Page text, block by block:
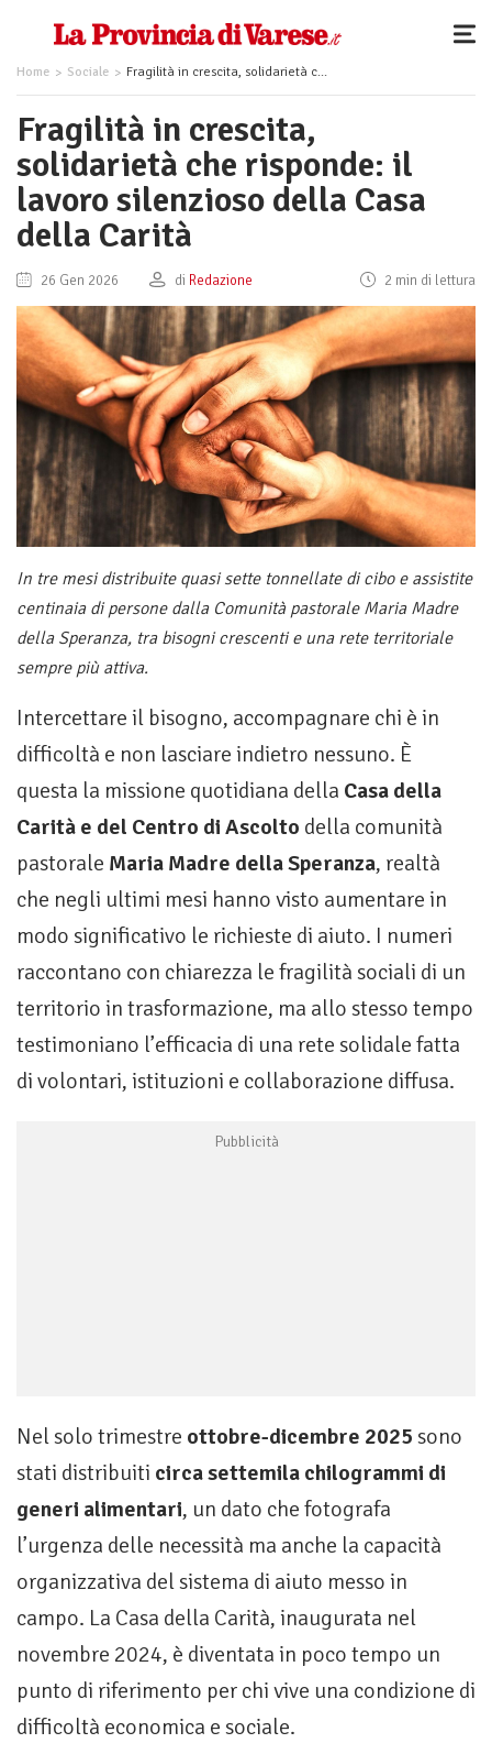
Home Sociale Fragilità in crescita, solidarietà che risponde: il lavoro silenzioso della Casa della Carità
Fragilità in crescita,
solidarietà che risponde: il
lavoro silenzioso della Casa
della Carità
26 Gen 2026 di Redazione 2 min di lettura
In tre mesi distribuite quasi sette tonnellate di cibo e assistite
centinaia di persone dalla Comunità pastorale Maria Madre
della Speranza, tra bisogni crescenti e una rete territoriale
sempre più attiva.
Intercettare il bisogno, accompagnare chi è in
difficoltà e non lasciare indietro nessuno. È
questa la missione quotidiana della Casa della
Carità e del Centro di Ascolto della comunità
pastorale Maria Madre della Speranza, realtà
che negli ultimi mesi hanno visto aumentare in
modo significativo le richieste di aiuto. I numeri
raccontano con chiarezza le fragilità sociali di un
territorio in trasformazione, ma allo stesso tempo
testimoniano l’efficacia di una rete solidale fatta
di volontari, istituzioni e collaborazione diffusa.
Nel solo trimestre ottobre-dicembre 2025 sono
stati distribuiti circa settemila chilogrammi di
generi alimentari, un dato che fotografa
l’urgenza delle necessità ma anche la capacità
organizzativa del sistema di aiuto messo in
campo. La Casa della Carità, inaugurata nel
novembre 2024, è diventata in poco tempo un
punto di riferimento per chi vive una condizione di
difficoltà economica e sociale.